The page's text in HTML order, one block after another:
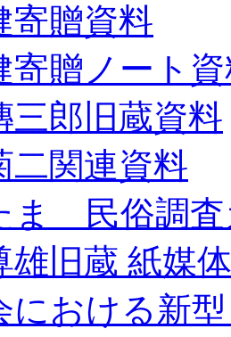
寄贈資料
寄贈ノート
三郎旧蔵資料
二関連資料
ま 民俗調査
雄旧蔵 紙媒
における新